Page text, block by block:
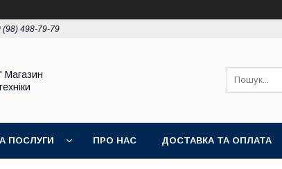
(98) 498-79-79
ПОСЛУГИ ПРО НАС ДОСТАВКА ТА ОПЛАТА